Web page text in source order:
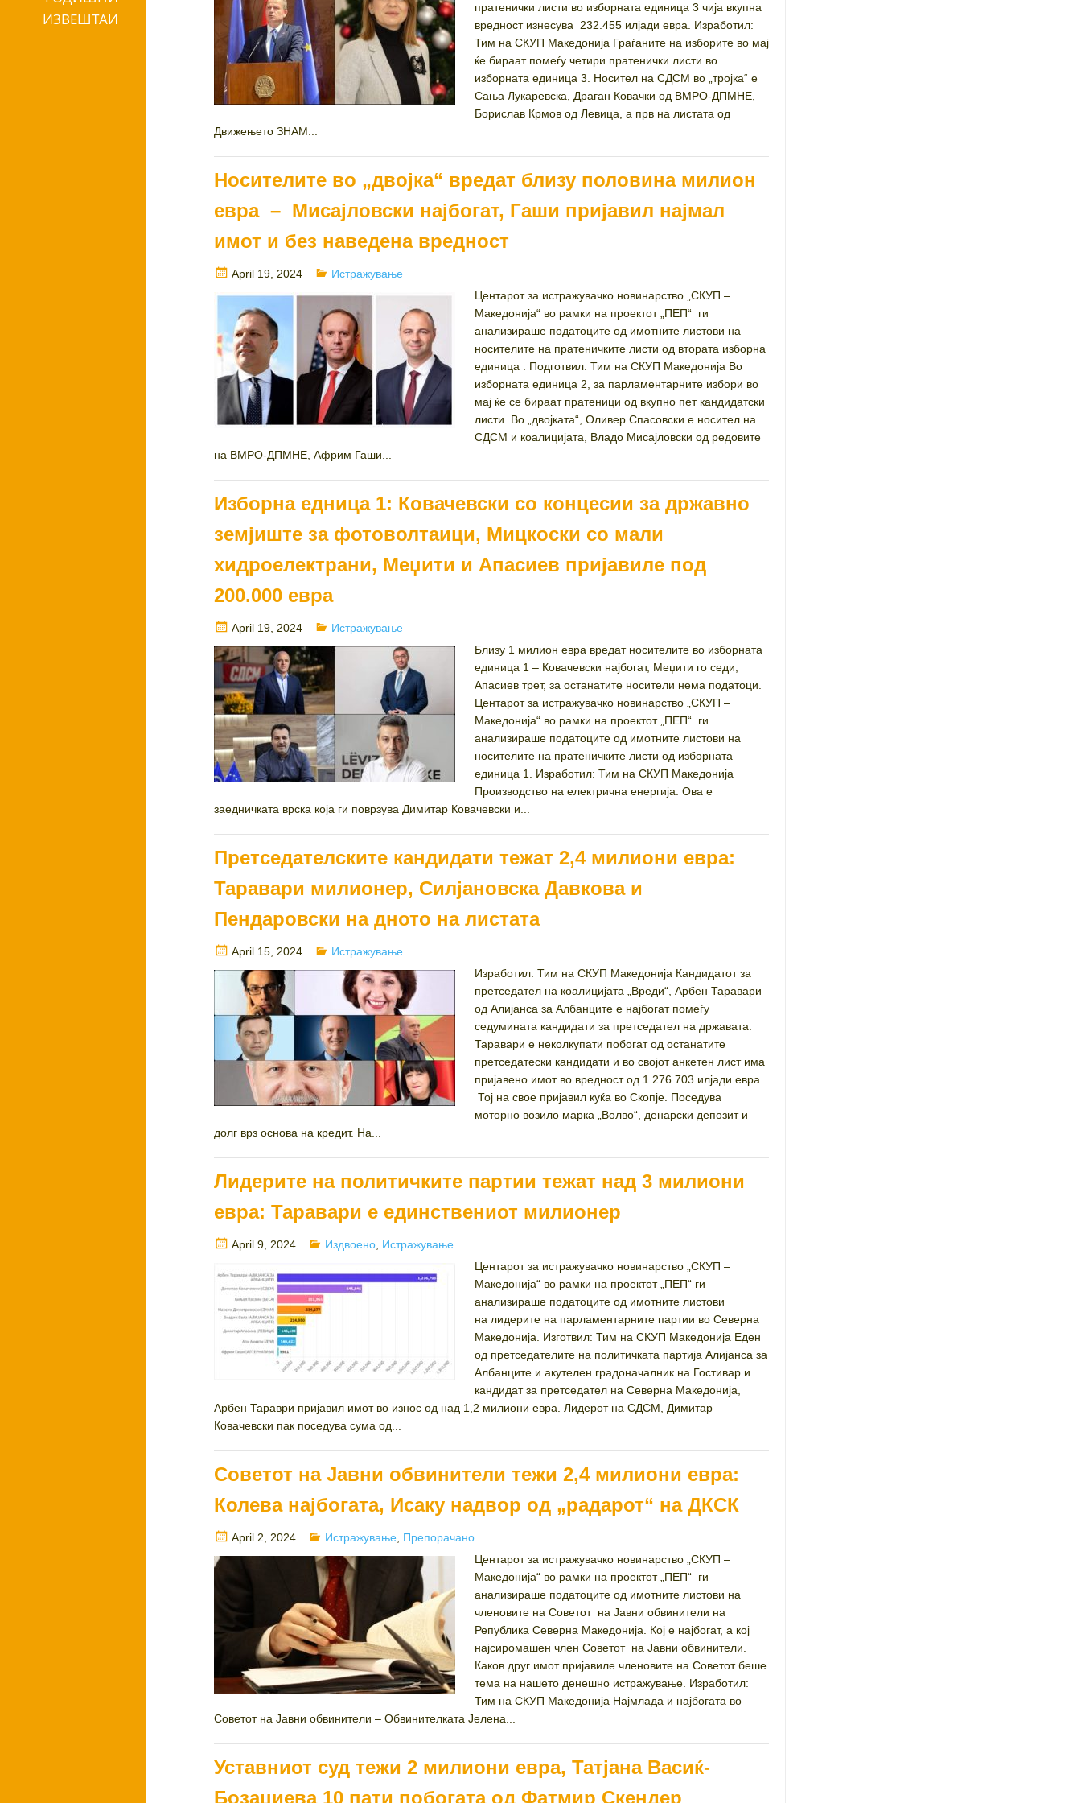
ИЗВЕШТАИ
пратенички листи во изборната единица 3 чија вкупна
вредност изнесува 232.455 илјади евра. Изработил:
Тим на СКУП Македонија Граѓаните на изборите во мај
ќе бираат помеѓу четири пратенички листи во
изборната единица 3. Носител на СДСМ во „тројка“ е
Сања Лукаревска, Драган Ковачки од ВМРО-ДПМНЕ,
Борислав Крмов од Левица, а прв на листата од
Движењето ЗНАМ...
Носителите во „двојка“ вредат близу половина милион
евра – Мисајловски најбогат, Гаши пријавил најмал
имот и без наведена вредност
Posted
April 19, 2024 Categories
Истражување
Центарот за истражувачко новинарство „СКУП –
Македонија“ во рамки на проектот „ПЕП“ ги
анализираше податоците од имотните листови на
носителите на пратеничките листи од втората изборна
единица . Подготвил: Тим на СКУП Македонија Во
изборната единица 2, за парламентарните избори во
мај ќе се бираат пратеници од вкупно пет кандидатски
листи. Во „двојката“, Оливер Спасовски е носител на
СДСМ и коалицијата, Владо Мисајловски од редовите
на ВМРО-ДПМНЕ, Африм Гаши...
Изборна едница 1: Ковачевски со концесии за државно
земјиште за фотоволтаици, Мицкоски со мали
хидроелектрани, Меџити и Апасиев пријавиле под
200.000 евра
Posted
on
April 19, 2024 Categories
Истражување
Близу 1 милион евра вредат носителите во изборната
единица 1 – Ковачевски најбогат, Меџити го седи,
Апасиев трет, за останатите носители нема податоци.
Центарот за истражувачко новинарство „СКУП –
Македонија“ во рамки на проектот „ПЕП“ ги
анализираше податоците од имотните листови на
носителите на пратеничките листи од изборната
единица 1. Изработил: Тим на СКУП Македонија
Производство на електрична енергија. Ова е
заедничката врска која ги поврзува Димитар Ковачевски и...
Претседателските кандидати тежат 2,4 милиони евра:
Таравари милионер, Силјановска Давкова и
Пендаровски на дното на листата
Posted
on
April 15, 2024 Categories
Истражување
Изработил: Тим на СКУП Македонија Кандидатот за
претседател на коалицијата „Вреди“, Арбен Таравари
од Алијанса за Албанците е најбогат помеѓу
седумината кандидати за претседател на државата.
Таравари е неколкупати побогат од останатите
претседатески кандидати и во својот анкетен лист има
пријавено имот во вредност од 1.276.703 илјади евра.
Тој на свое пријавил куќа во Скопје. Поседува
моторно возило марка „Волво“, денарски депозит и
долг врз основа на кредит. На...
Лидерите на политичките партии тежат над 3 милиони
евра: Таравари е единствениот милионер
Posted
April 9, 2024 Categories
Издвоено Истражување
Центарот за истражувачко новинарство „СКУП –
Македонија“ во рамки на проектот „ПЕП“ ги
анализираше податоците од имотните листови
на лидерите на парламентарните партии во Северна
Македонија. Изготвил: Тим на СКУП Македонија Еден
од претседателите на политичката партија Алијанса за
Албанците и акутелен градоначалник на Гостивар и
кандидат за претседател на Северна Македонија,
Арбен Тараври пријавил имот во износ од над 1,2 милиони евра. Лидерот на СДСМ, Димитар
Ковачевски пак поседува сума од...
Советот на Јавни обвинители тежи 2,4 милиони евра:
Колева најбогата, Исаку надвор од „радарот“ на ДКСК
Posted
on
April 2, 2024 Categories
Истражување Препорачано
Центарот за истражувачко новинарство „СКУП –
Македонија“ во рамки на проектот „ПЕП“ ги
анализираше податоците од имотните листови на
членовите на Советот на Јавни обвинители на
Република Северна Македонија. Кој е најбогат, а кој
најсиромашен член Советот на Јавни обвинители.
Каков друг имот пријавиле членовите на Советот беше
тема на нашето денешно истражување. Изработил:
Тим на СКУП Македонија Најмлада и најбогата во
Советот на Јавни обвинители – Обвинителката Јелена...
Уставниот суд тежи 2 милиони евра, Татјана Васиќ-
Бозаџиева 10 пати побогата од Фатмир Скендер